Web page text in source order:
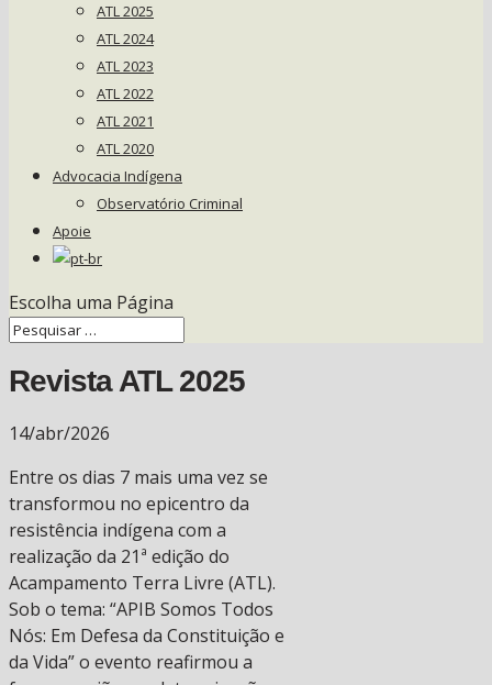
ATL 2025
ATL 2024
ATL 2023
ATL 2022
ATL 2021
ATL 2020
Advocacia Indígena
Observatório Criminal
Apoie
Escolha uma Página
Revista ATL 2025
14/abr/2026
Entre os dias 7 mais uma vez se
transformou no epicentro da
resistência indígena com a
realização da 21ª edição do
Acampamento Terra Livre (ATL).
Sob o tema: “APIB Somos Todos
Nós: Em Defesa da Constituição e
da Vida” o evento reafirmou a